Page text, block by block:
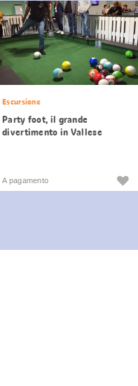
Escursione
Party foot, il grande
divertimento in Vallese
A pagamento